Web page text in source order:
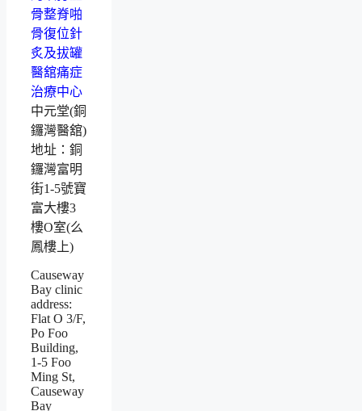
中元堂(銅
鑼灣醫舘)
地址：銅
鑼灣富明
街1-5號寶
富大樓3
樓O室(么
鳳樓上)
Causeway
Bay clinic
address:
Flat O 3/F,
Po Foo
Building,
1-5 Foo
Ming St,
Causeway
Bay